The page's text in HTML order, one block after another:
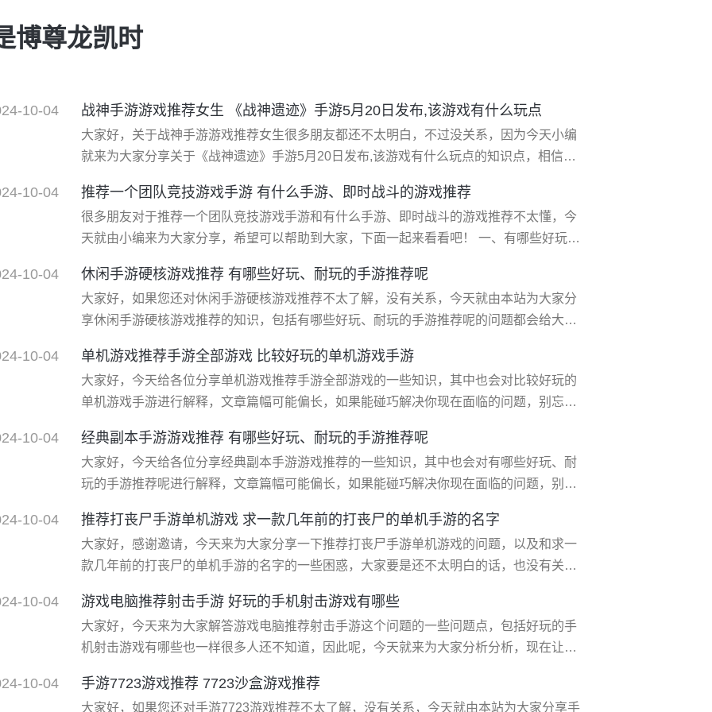
博尊龙凯时
10-04 战神手游游戏推荐女生 《战神遗迹》手游5月20日发布,该游戏有什么玩点
大家好，关于战神手游游戏推荐女生很多朋友都还不太明白，不过没关系，因为今天小编
就来为大家分享关于《战神遗迹》手游5月20日发布,该游戏有什么玩点的知识点，相信应
望对各位有所帮助！ 一、《战神遗迹》手游5月20日发布,该游戏有什么玩点 对于广大的男
*朋友们来说，“520”带来的不止只有甜美的爱情
10-04 推荐一个团队竞技游戏手游 有什么手游、即时战斗的游戏推荐
很多朋友对于推荐一个团队竞技游戏手游和有什么手游、即时战斗的游戏推荐不太懂，今
天就由小编来为大家分享，希望可以帮助到大家，下面一起来看看吧！ 一、有哪些好玩的
游戏拥有广袤的场景可供自由探秘，战斗动作设计流畅，打击感十足。游戏的一大特色是
无束缚的武器***制，无职业设定，战斗随机*强。 2、《王者战神》
10-04 休闲手游硬核游戏推荐 有哪些好玩、耐玩的手游推荐呢
大家好，如果您还对休闲手游硬核游戏推荐不太了解，没有关系，今天就由本站为大家分
享休闲手游硬核游戏推荐的知识，包括有哪些好玩、耐玩的手游推荐呢的问题都会给大家
游都有哪些呢 随着手机*能的提高，手机上大型游戏的出现频率也越来越高，但是很多画质
精美、玩法**的大型手游都是氪金的手游，而像那种单机或良心的大型手游却越来越少
10-04 单机游戏推荐手游全部游戏 比较好玩的单机游戏手游
大家好，今天给各位分享单机游戏推荐手游全部游戏的一些知识，其中也会对比较好玩的
单机游戏手游进行解释，文章篇幅可能偏长，如果能碰巧解决你现在面临的问题，别忘了
online》 本作是款基于“避难所”系列游戏创造的生存类手游，完全单机的模式和可爱卡通的
画风都让玩家赞不绝口。游戏中的虚拟世界已经充满了辐射
10-04 经典副本手游游戏推荐 有哪些好玩、耐玩的手游推荐呢
大家好，今天给各位分享经典副本手游游戏推荐的一些知识，其中也会对有哪些好玩、耐
玩的手游推荐呢进行解释，文章篇幅可能偏长，如果能碰巧解决你现在面临的问题，别忘
家推荐几款有趣、好玩、有特色的手机游戏,帮助大家找到*适合的游戏，今天风林手游带来
平台的人气**手游排行，还有优惠券和礼包码可以领取哦
10-04 推荐打丧尸手游单机游戏 求一款几年前的打丧尸的单机手游的名字
大家好，感谢邀请，今天来为大家分享一下推荐打丧尸手游单机游戏的问题，以及和求一
款几年前的打丧尸的单机手游的名字的一些困惑，大家要是还不太明白的话，也没有关
一、求一款几年前的打丧尸的单机手游的名字 根据你的描述，这可能是一款以丧尸为主题
的射击游戏，玩家需要在游戏中解救科学家、摧毁母巢等。以下为你提供一些游戏推荐
10-04 游戏电脑推荐射击手游 好玩的手机射击游戏有哪些
大家好，今天来为大家解答游戏电脑推荐射击手游这个问题的一些问题点，包括好玩的手
机射击游戏有哪些也一样很多人还不知道，因此呢，今天就来为大家分析分析，现在让我
击游戏有哪些 好玩的手机射击游戏绝地求生-刺激战场。 绝地求生-全军出击。 荒野行动手
10-04 手游7723游戏推荐 7723沙盒游戏推荐
大家好，如果您还对手游7723游戏推荐不太了解，没有关系，今天就由本站为大家分享手